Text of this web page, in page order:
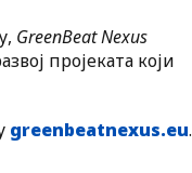
GreenBeat Nexus
пројеката који
greenbeatnexus.eu.